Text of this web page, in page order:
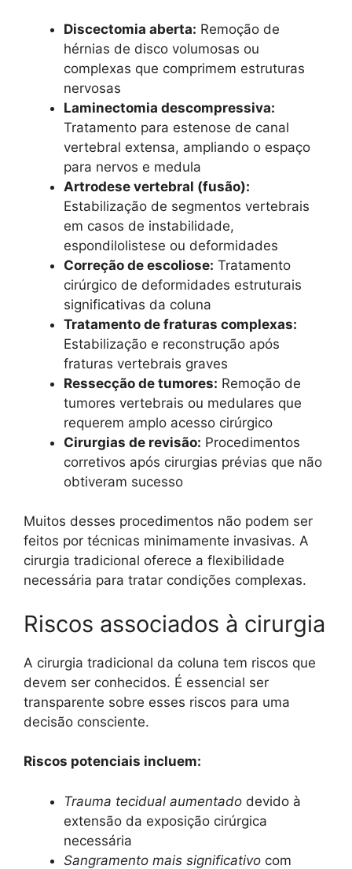
Discectomia aberta: Remoção de
hérnias de disco volumosas ou
complexas que comprimem estruturas
nervosas
Laminectomia descompressiva:
Tratamento para estenose de canal
vertebral extensa, ampliando o espaço
para nervos e medula
Artrodese vertebral (fusão):
Estabilização de segmentos vertebrais
em casos de instabilidade,
espondilolistese ou deformidades
Correção de escoliose: Tratamento
cirúrgico de deformidades estruturais
significativas da coluna
Tratamento de fraturas complexas:
Estabilização e reconstrução após
fraturas vertebrais graves
Ressecção de tumores: Remoção de
tumores vertebrais ou medulares que
requerem amplo acesso cirúrgico
Cirurgias de revisão: Procedimentos
corretivos após cirurgias prévias que não
obtiveram sucesso
Muitos desses procedimentos não podem ser
feitos por técnicas minimamente invasivas. A
cirurgia tradicional oferece a flexibilidade
necessária para tratar condições complexas.
Riscos associados à cirurgia
A cirurgia tradicional da coluna tem riscos que
devem ser conhecidos. É essencial ser
transparente sobre esses riscos para uma
decisão consciente.
Riscos potenciais incluem:
Trauma tecidual aumentado devido à
extensão da exposição cirúrgica
necessária
Sangramento mais significativo com